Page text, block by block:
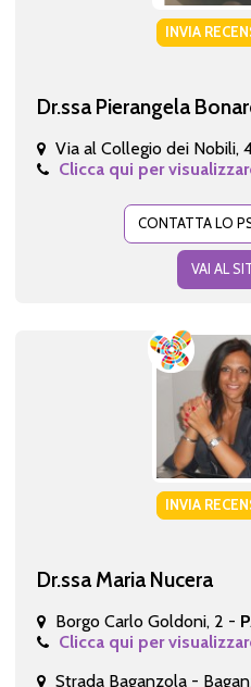
INVIA
Dr.ssa Pierangela
Via al Collegio dei Nobili,
Clicca qui per
CONTATTA LO
VAI AL
INVIA
Dr.ssa Maria Nucera
Borgo Carlo Goldoni, 2 -
Clicca qui per
Strada Baganzola -